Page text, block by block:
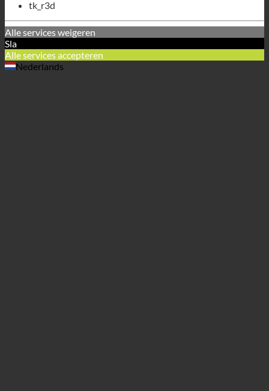
Alle services weigeren
Sla
Alle services accepteren
Nederlands